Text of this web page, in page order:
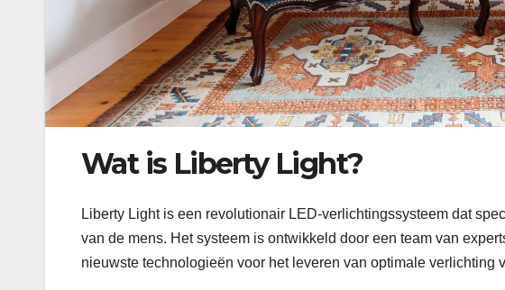
Wat is Liberty Light?
Liberty Light is een revolutionair LED-verlichtingssysteem dat
van de mens. Het systeem is ontwikkeld door een team van
nieuwste technologieën voor het leveren van optimale verlichting